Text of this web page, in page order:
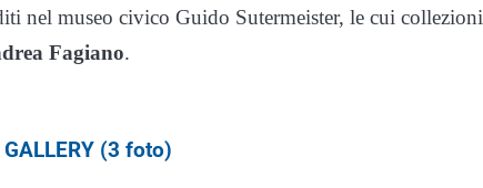
nel museo civico Guido Sutermeister, le cui collezioni
Fagiano.
(3 foto)